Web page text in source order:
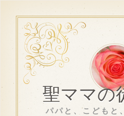
聖ママの
パパと、こどもと